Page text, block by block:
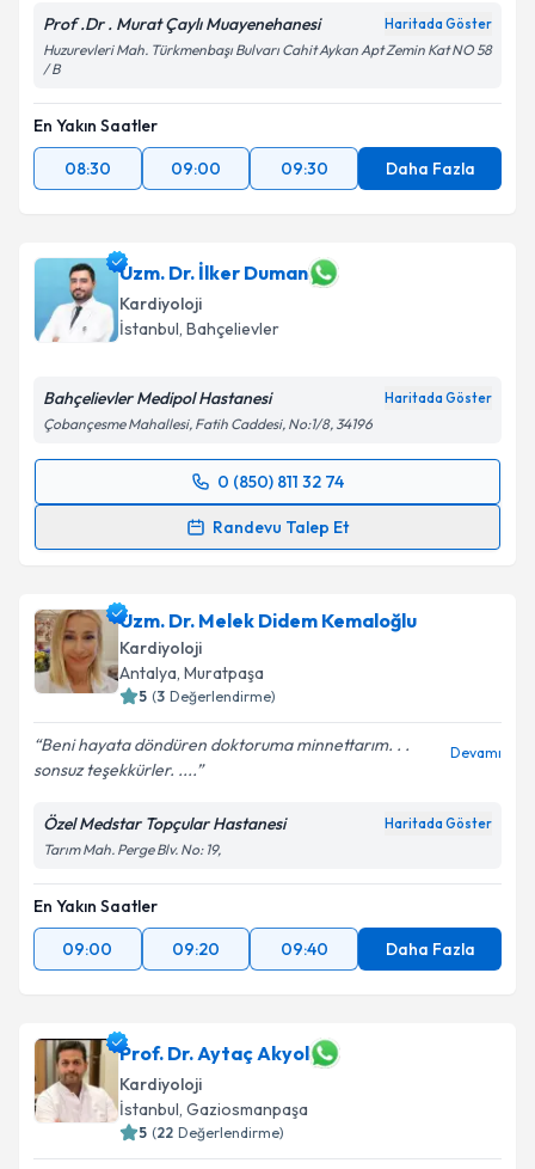
Prof .Dr . Murat Çaylı Muayenehanesi Haritada Göster
Huzurevleri Mah. Türkmenbaşı Bulvarı Cahit Aykan Apt Zemin Kat NO 58
/ B
En Yakın Saatler
08:30
09:00 09:30 Daha Fazla
Uzm. Dr. İlker Duman
Kardiyoloji
İstanbul, Bahçelievler
Bahçelievler Medipol Hastanesi Haritada Göster
Çobançesme Mahallesi, Fatih Caddesi, No:1/8, 34196
0 (850) 811 32 74
Randevu Talep Et
Randevu Takvimi Talebi
takvim hazırlandığında e-posta ile bilgilendireceğiz.
E-posta Adresiniz
kapsamda işlenmesini kabul ediyorum.
Uzm. Dr. Melek Didem Kemaloğlu
Kardiyoloji
Antalya, Muratpaşa
5 (3 Değerlendirme)
Beni hayata döndüren doktoruma minnettarım. . .
sonsuz teşekkürler. ....
Devamı
Özel Medstar Topçular Hastanesi Haritada Göster
Tarım Mah. Perge Blv. No: 19,
En Yakın Saatler
09:00
09:20 09:40 Daha Fazla
Prof. Dr. Aytaç Akyol
Kardiyoloji
İstanbul, Gaziosmanpaşa
5 (22 Değerlendirme)